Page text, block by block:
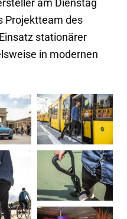
am Dienstag
Projektteam des
stationärer
in modernen